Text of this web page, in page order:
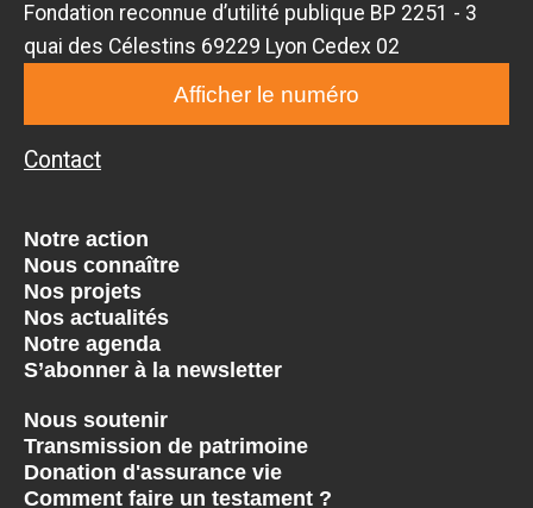
Fondation reconnue d’utilité publique BP 2251 - 3
quai des Célestins 69229 Lyon Cedex 02
Afficher le numéro
Contact
Notre action
Nous connaître
Nos projets
Nos actualités
Notre agenda
S’abonner à la newsletter
Nous soutenir
Transmission de patrimoine
Donation d'assurance vie
Comment faire un testament ?